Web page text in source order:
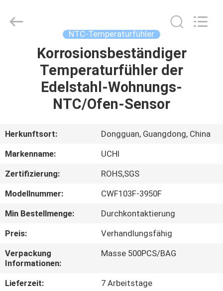
PRODUKTE
SHOW
UNS
FABRIK-
AUSFLUG
QUALITÄTSKONTROLLE
Co.,Ltd.
NTC-Temperaturfühler
Korrosionsbeständiger
Temperaturfühler der
Edelstahl-Wohnungs-
NTC/Ofen-Sensor
Herkunftsort:
Dongguan, Guangdong, China
Markenname:
UCHI
Zertifizierung:
ROHS,SGS
Modellnummer:
CWF103F-3950F
Min Bestellmenge:
Durchkontaktierung
Preis:
Verhandlungsfähig
Verpackung
Informationen:
Masse 500PCS/BAG
Lieferzeit:
7 Arbeitstage